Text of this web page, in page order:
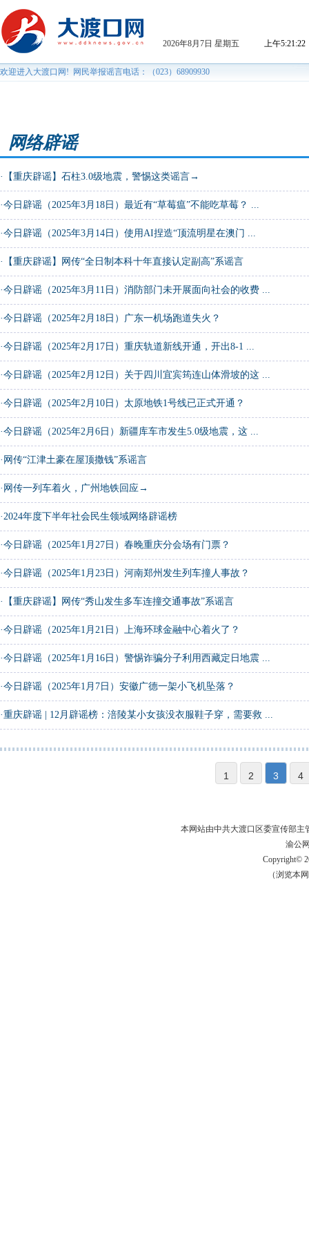
网络辟谣
· 【重庆辟谣】石柱3.0级地震，警惕这类谣言→
·今日辟谣（2025年3月18日）最近有“草莓瘟”不能吃草莓？ ...
·今日辟谣（2025年3月14日）使用AI捏造“顶流明星在澳门 ...
· 【重庆辟谣】网传“全日制本科十年直接认定副高”系谣言
·今日辟谣（2025年3月11日）消防部门未开展面向社会的收费 ...
·今日辟谣（2025年2月18日）广东一机场跑道失火？
·今日辟谣（2025年2月17日）重庆轨道新线开通，开出8-1 ...
·今日辟谣（2025年2月12日）关于四川宜宾筠连山体滑坡的这 ...
·今日辟谣（2025年2月10日）太原地铁1号线已正式开通？
·今日辟谣（2025年2月6日）新疆库车市发生5.0级地震，这 ...
· 网传“江津土豪在屋顶撒钱”系谣言
· 网传一列车着火，广州地铁回应→
·2024年度下半年社会民生领域网络辟谣榜
·今日辟谣（2025年1月27日）春晚重庆分会场有门票？
·今日辟谣（2025年1月23日）河南郑州发生列车撞人事故？
· 【重庆辟谣】网传“秀山发生多车连撞交通事故”系谣言
·今日辟谣（2025年1月21日）上海环球金融中心着火了？
·今日辟谣（2025年1月16日）警惕诈骗分子利用西藏定日地震 ...
·今日辟谣（2025年1月7日）安徽广德一架小飞机坠落？
·重庆辟谣 | 12月辟谣榜：涪陵某小女孩没衣服鞋子穿，需要救 ...
1 2 3 4